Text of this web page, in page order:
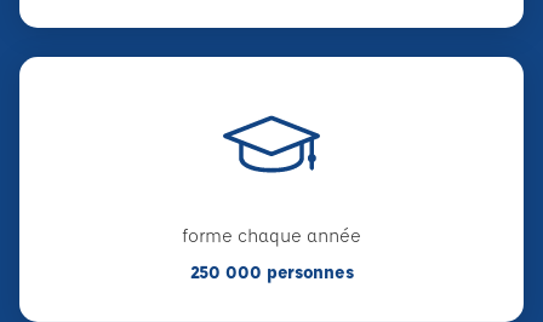
forme chaque année
250 000 personnes